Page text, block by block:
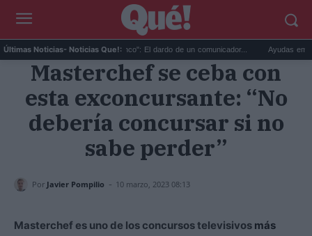
Últimas Noticias- Noticias Que!:
"He pensado en Franco": El dardo de un comunicador... Ayudas empleo
Masterchef se ceba con
esta exconcursante: “No
debería concursar si no
sabe perder”
Por Javier Pompilio - 10 marzo, 2023 08:13
Masterchef es uno de los concursos televisivos más